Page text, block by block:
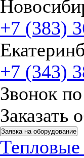
+7 (383)
+7 (343)
Звонок
Заказать
Заявка на оборудование
Тепловые